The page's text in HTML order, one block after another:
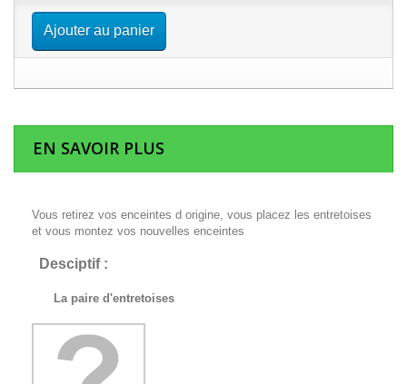
Ajouter au panier
EN SAVOIR PLUS
Vous retirez vos enceintes d origine, vous placez les entretoises
et vous montez vos nouvelles enceintes
Desciptif :
La paire d'entretoises